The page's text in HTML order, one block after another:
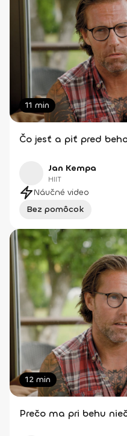
11 min
Čo jesť a piť pred
Jan Kempa
HIIT
Náučné video
Bez pomôcok
12 min
Prečo ma pri behu